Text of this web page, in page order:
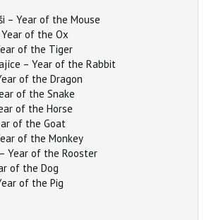
– Year of the Mouse
of the Ox
of the Tiger
– Year of the Rabbit
of the Dragon
of the Snake
of the Horse
of the Goat
of the Monkey
Year of the Rooster
of the Dog
of the Pig